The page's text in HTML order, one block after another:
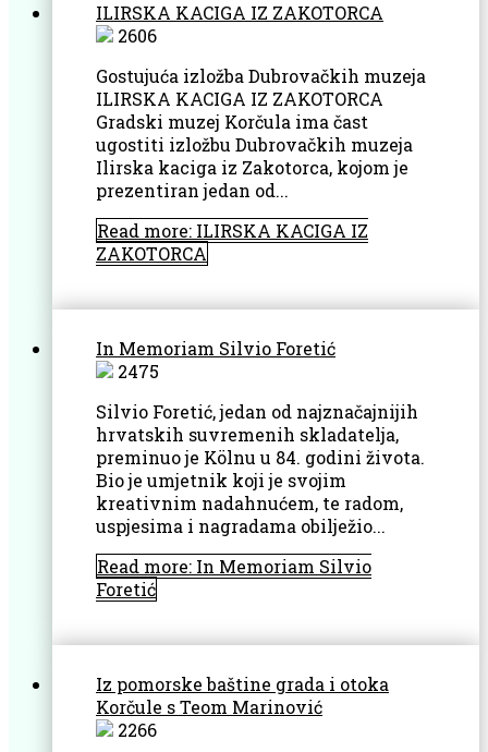
ILIRSKA KACIGA IZ ZAKOTORCA
2606
Gostujuća izložba Dubrovačkih muzeja
ILIRSKA KACIGA IZ ZAKOTORCA
Gradski muzej Korčula ima čast
ugostiti izložbu Dubrovačkih muzeja
Ilirska kaciga iz Zakotorca, kojom je
prezentiran jedan od...
Read more: ILIRSKA KACIGA IZ
ZAKOTORCA
In Memoriam Silvio Foretić
2475
Silvio Foretić, jedan od najznačajnijih
hrvatskih suvremenih skladatelja,
preminuo je Kölnu u 84. godini života.
Bio je umjetnik koji je svojim
kreativnim nadahnućem, te radom,
uspjesima i nagradama obilježio...
Read more: In Memoriam Silvio
Foretić
Iz pomorske baštine grada i otoka
Korčule s Teom Marinović
2266